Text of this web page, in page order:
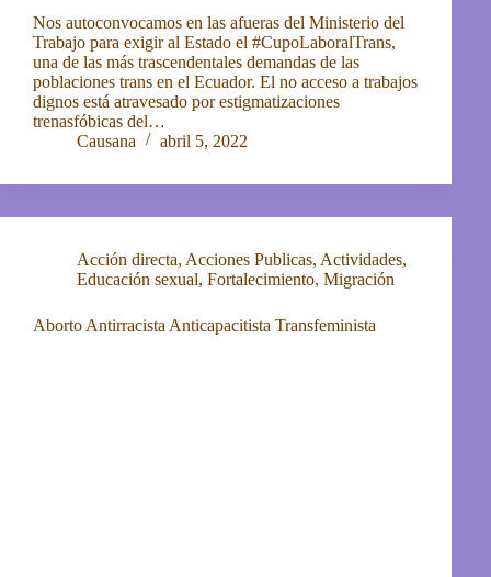
Nos autoconvocamos en las afueras del Ministerio del
Trabajo para exigir al Estado el #CupoLaboralTrans,
una de las más trascendentales demandas de las
poblaciones trans en el Ecuador. El no acceso a trabajos
dignos está atravesado por estigmatizaciones
trenasfóbicas del…
Causana
abril 5, 2022
Acción directa, Acciones Publicas, Actividades,
Educación sexual, Fortalecimiento, Migración
Aborto Antirracista Anticapacitista Transfeminista